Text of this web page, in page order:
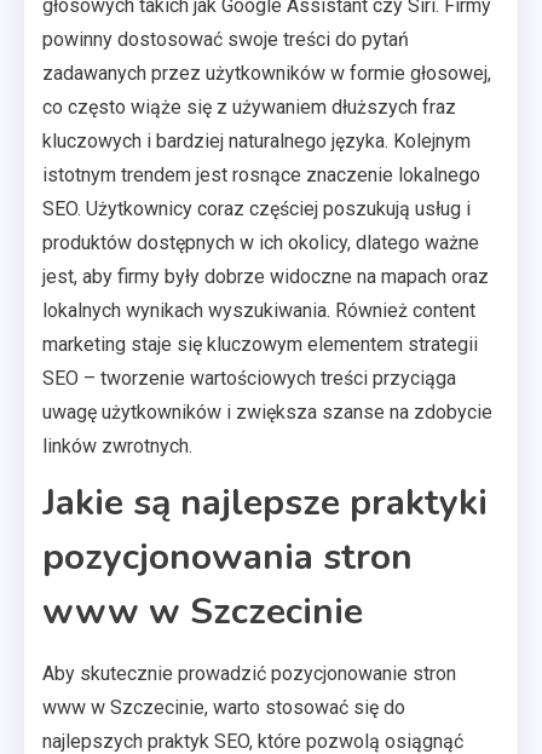
głosowych takich jak Google Assistant czy Siri. Firmy
powinny dostosować swoje treści do pytań
zadawanych przez użytkowników w formie głosowej,
co często wiąże się z używaniem dłuższych fraz
kluczowych i bardziej naturalnego języka. Kolejnym
istotnym trendem jest rosnące znaczenie lokalnego
SEO. Użytkownicy coraz częściej poszukują usług i
produktów dostępnych w ich okolicy, dlatego ważne
jest, aby firmy były dobrze widoczne na mapach oraz
lokalnych wynikach wyszukiwania. Również content
marketing staje się kluczowym elementem strategii
SEO – tworzenie wartościowych treści przyciąga
uwagę użytkowników i zwiększa szanse na zdobycie
linków zwrotnych.
Jakie są najlepsze praktyki
pozycjonowania stron
www w Szczecinie
Aby skutecznie prowadzić pozycjonowanie stron
www w Szczecinie, warto stosować się do
najlepszych praktyk SEO, które pozwolą osiągnąć